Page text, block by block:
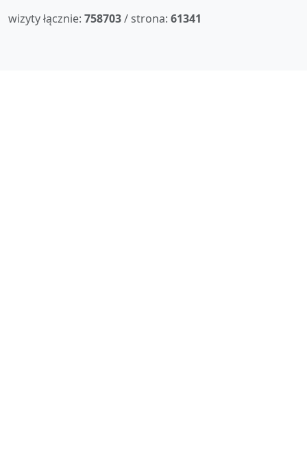
wizyty łącznie: 758703/ strona: 61341